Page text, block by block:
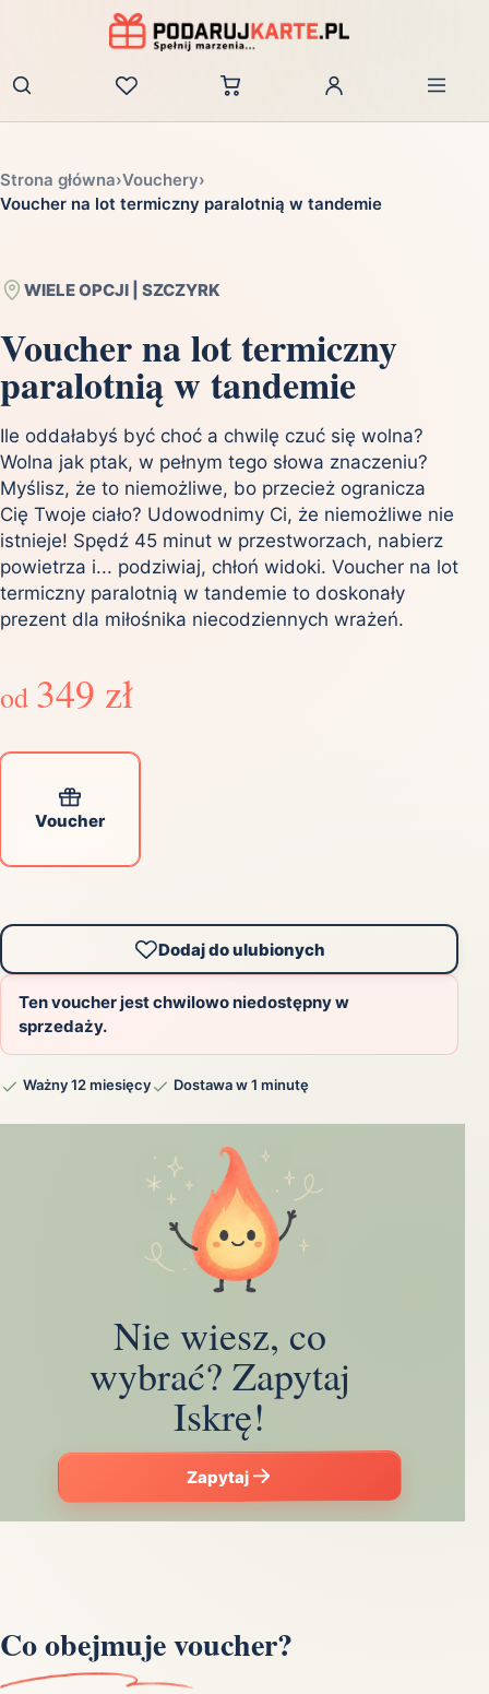
Zaloguj
Strona główna›Vouchery›
Voucher na lot termiczny paralotnią w tandemie
WIELE OPCJI | SZCZYRK
Voucher na lot termiczny
paralotnią w tandemie
Ile oddałabyś być choć a chwilę czuć się wolna?
Wolna jak ptak, w pełnym tego słowa znaczeniu?
Myślisz, że to niemożliwe, bo przecież ogranicza
Cię Twoje ciało? Udowodnimy Ci, że niemożliwe nie
istnieje! Spędź 45 minut w przestworzach, nabierz
powietrza i... podziwiaj, chłoń widoki. Voucher na lot
termiczny paralotnią w tandemie to doskonały
prezent dla miłośnika niecodziennych wrażeń.
od 349 zł
Voucher
Dodaj do ulubionych
Ten voucher jest chwilowo niedostępny w
sprzedaży.
Ważny 12 miesięcy Dostawa w 1 minutę
Nie wiesz, co
wybrać? Zapytaj
Iskrę!
Zapytaj
Co obejmuje voucher?